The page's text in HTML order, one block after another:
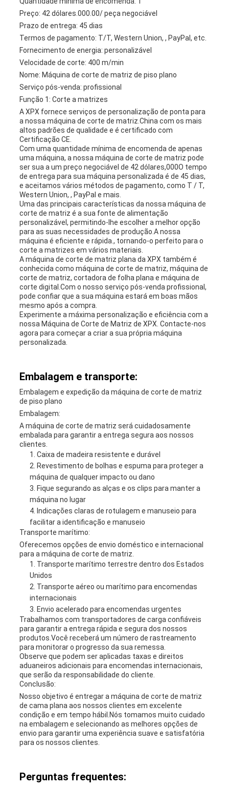
Preço: 42 dólares.000.00/ peça negociável
Prazo de entrega: 45 dias
Termos de pagamento: T/T, Western Union, , PayPal, etc.
Fornecimento de energia: personalizável
Velocidade de corte: 400 m/min
Nome: Máquina de corte de matriz de piso plano
Serviço pós-venda: profissional
Função 1: Corte a matrizes
A XPX fornece serviços de personalização de ponta para
a nossa máquina de corte de matriz.China com os mais
altos padrões de qualidade e é certificado com
Certificação CE.
Com uma quantidade mínima de encomenda de apenas
uma máquina, a nossa máquina de corte de matriz pode
ser sua a um preço negociável de 42 dólares,000O tempo
de entrega para sua máquina personalizada é de 45 dias,
e aceitamos vários métodos de pagamento, como T / T,
Western Union, , PayPal e mais.
Uma das principais características da nossa máquina de
corte de matriz é a sua fonte de alimentação
personalizável, permitindo-lhe escolher a melhor opção
para as suas necessidades de produção.A nossa
máquina é eficiente e rápida., tornando-o perfeito para o
corte a matrizes em vários materiais.
A máquina de corte de matriz plana da XPX também é
conhecida como máquina de corte de matriz, máquina de
corte de matriz, cortadora de folha plana e máquina de
corte digital.Com o nosso serviço pós-venda profissional,
pode confiar que a sua máquina estará em boas mãos
mesmo após a compra.
Experimente a máxima personalização e eficiência com a
nossa Máquina de Corte de Matriz de XPX. Contacte-nos
agora para começar a criar a sua própria máquina
personalizada.
Embalagem e transporte:
Embalagem e expedição da máquina de corte de matriz
de piso plano
Embalagem:
A máquina de corte de matriz será cuidadosamente
embalada para garantir a entrega segura aos nossos
clientes.
Caixa de madeira resistente e durável
Revestimento de bolhas e espuma para proteger a
máquina de qualquer impacto ou dano
Fique segurando as alças e os clips para manter a
máquina no lugar
Indicações claras de rotulagem e manuseio para
facilitar a identificação e manuseio
Transporte marítimo:
Oferecemos opções de envio doméstico e internacional
para a máquina de corte de matriz.
Transporte marítimo terrestre dentro dos Estados
Unidos
Transporte aéreo ou marítimo para encomendas
internacionais
Envio acelerado para encomendas urgentes
Trabalhamos com transportadores de carga confiáveis
para garantir a entrega rápida e segura dos nossos
produtos.Você receberá um número de rastreamento
para monitorar o progresso da sua remessa.
Observe que podem ser aplicadas taxas e direitos
aduaneiros adicionais para encomendas internacionais,
que serão da responsabilidade do cliente.
Conclusão:
Nosso objetivo é entregar a máquina de corte de matriz
de cama plana aos nossos clientes em excelente
condição e em tempo hábil.Nós tomamos muito cuidado
na embalagem e selecionando as melhores opções de
envio para garantir uma experiência suave e satisfatória
para os nossos clientes.
Perguntas frequentes: